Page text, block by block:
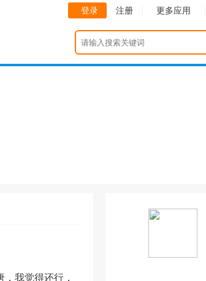
登录 注册 更多应用
我觉得还行，